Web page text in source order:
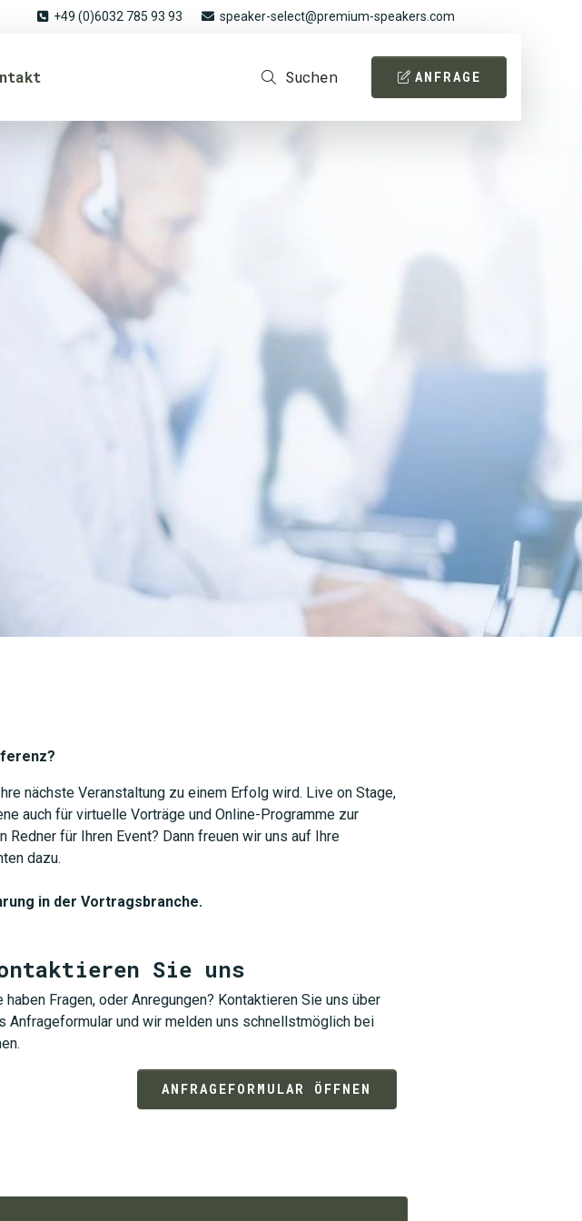
+49 (0)6032 785 93 93 speaker-select@premium-speakers.com
Suchen ANFRAGE
nächste Veranstaltung zu einem Erfolg wird. Live on Stage,
auch für virtuelle Vorträge und Online-Programme zur
für Ihren Event? Dann freuen wir uns auf Ihre
dazu.
in der Vortragsbranche.
Sie uns
haben Fragen, oder Anregungen? Kontaktieren Sie uns über
Anfrageformular und wir melden uns schnellstmöglich bei
ANFRAGEFORMULAR ÖFFNEN